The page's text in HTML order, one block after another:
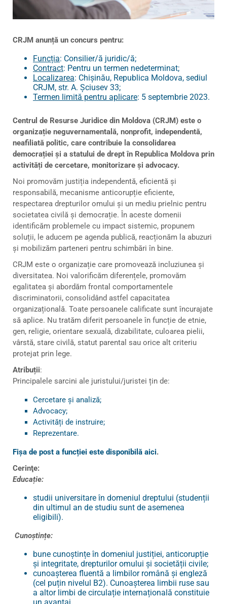
CRJM anunță un concurs pentru:
Funcția: Consilier/ă juridic/ă;
Contract: Pentru un termen nedeterminat;
Localizarea: Chișinău, Republica Moldova, sediul
CRJM, str. A. Șciusev 33;
Termen limită pentru aplicare: 5 septembrie 2023.
Centrul de Resurse Juridice din Moldova (CRJM) este o
organizație neguvernamentală, nonprofit, independentă,
neafiliată politic, care contribuie la consolidarea
democrației și a statului de drept în Republica Moldova prin
activități de cercetare, monitorizare și advocacy.
Noi promovăm justiția independentă, eficientă și
responsabilă, mecanisme anticorupție eficiente,
respectarea drepturilor omului și un mediu prielnic pentru
societatea civilă și democrație. În aceste domenii
identificăm problemele cu impact sistemic, propunem
soluții, le aducem pe agenda publică, reacționăm la abuzuri
și mobilizăm parteneri pentru schimbări în bine.
CRJM este o organizație care promovează incluziunea și
diversitatea. Noi valorificăm diferențele, promovăm
egalitatea și abordăm frontal comportamentele
discriminatorii, consolidând astfel capacitatea
organizațională. Toate persoanele calificate sunt încurajate
să aplice. Nu tratăm diferit persoanele în funcție de etnie,
gen, religie, orientare sexuală, dizabilitate, culoarea pielii,
vârstă, stare civilă, statut parental sau orice alt criteriu
protejat prin lege.
Atribuții:
Principalele sarcini ale juristului/juristei țin de:
Cercetare și analiză;
Advocacy;
Activități de instruire;
Reprezentare.
Fișa de post a funcției este disponibilă aici.
Cerinţe:
Educație:
studii universitare în domeniul dreptului (studenții
din ultimul an de studiu sunt de asemenea
eligibili).
Cunoștințe:
bune cunoștințe în domeniul justiției, anticorupție
și integritate, drepturilor omului și societății civile;
cunoașterea fluentă a limbilor română şi engleză
(cel puțin nivelul B2). Cunoașterea limbii ruse sau
a altor limbi de circulație internațională constituie